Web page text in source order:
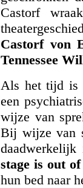
Castorf
Castorf von
Tennessee
Als het tijd is
een
wijze van
Bij wijze van
stage is out
hun bed naar